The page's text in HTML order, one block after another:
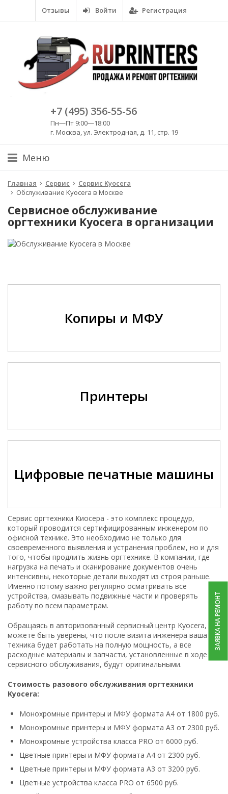
Отзывы Войти Регистрация
+7 (495) 356-55-56
Пн—Пт 9:00—18:00
г. Москва, ул. Электродная, д. 11, стр. 19
Меню
Главная Сервис
Сервис Kyocera
Обслуживание Kyocera в Москве
Сервисное обслуживание
оргтехники Kyocera в организации
Копиры и МФУ
Принтеры
Цифровые печатные машины
Сервис оргтехники Киосера - это комплекс процедур,
который проводится сертифицированным инженером по
офисной технике. Это необходимо не только для
своевременного выявления и устранения проблем, но и для
того, чтобы продлить жизнь оргтехнике. В компании, где
нагрузка на печать и сканирование документов очень
интенсивны, некоторые детали выходят из строя раньше.
Именно потому важно регулярно осматривать все
устройства, смазывать подвижные части и проверять
работу по всем параметрам.
Обращаясь в авторизованный сервисный центр Kyocera, вы
можете быть уверены, что после визита инженера ваша
техника будет работать на полную мощность, а все
расходные материалы и запчасти, установленные в ходе
сервисного обслуживания, будут оригинальными.
Стоимость разового обслуживания оргтехники
Kyocera:
Монохромные принтеры и МФУ формата А4 от 1800 руб.
Монохромные принтеры и МФУ формата А3 от 2300 руб.
Монохромные устройства класса PRO от 6000 руб.
Цветные принтеры и МФУ формата А4 от 2300 руб.
Цветные принтеры и МФУ формата А3 от 3200 руб.
Цветные устройства класса PRO от 6500 руб.
ЗАЯВКА НА РЕМОНТ